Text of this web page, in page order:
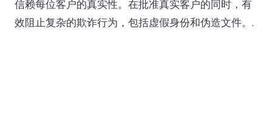
信赖每位客户的真实性。在批准真实客户的同时，有
效阻止复杂的欺诈行为，包括虚假身份和伪造文件。.